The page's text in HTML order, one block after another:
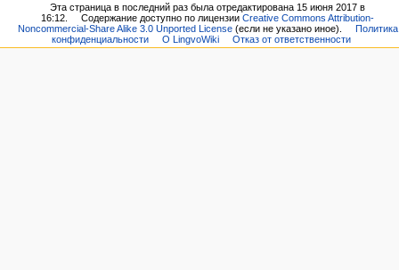
Эта страница в последний раз была отредактирована 15 июня 2017 в
16:12.
Содержание доступно по лицензииCreative Commons Attribution-
Noncommercial-Share Alike 3.0 Unported License(если не указано иное).
Политика
конфиденциальности
О LingvoWiki Отказ от ответственности